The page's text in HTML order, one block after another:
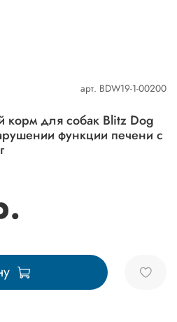
арт. BDW19-1-00200
корм для собак Blitz Dog
функции печени с